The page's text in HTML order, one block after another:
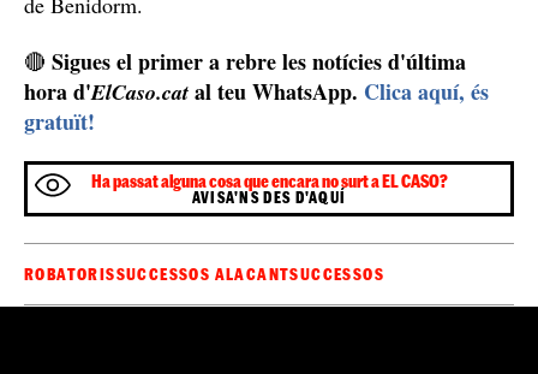
🔴 Sigues el primer a rebre les notícies d'última
hora d'ElCaso.cat al teu WhatsApp. Clica aquí, és
gratuït!
Ha passat alguna cosa que encara no surt a EL CASO?
AVISA'NS DES D'AQUÍ
ROBATORISSUCCESSOS ALACANTSUCCESSOS